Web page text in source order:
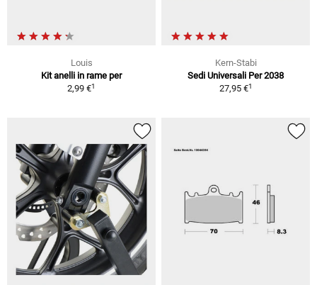
Louis
Kit anelli in rame per
2,99 €1
Kern-Stabi
Sedi Universali Per 2038
27,95 €1